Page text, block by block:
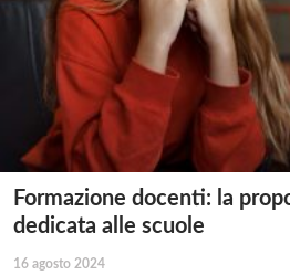
Formazione docenti: la
dedicata alle scuole
16 agosto 2024